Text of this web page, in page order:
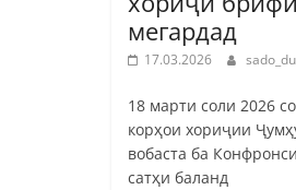
мегардад
17.03.2026
18 марти соли 2026
корҳои хориҷии
вобаста ба
сатҳи баланд